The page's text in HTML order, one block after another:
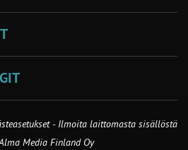
- Ilmoita laittomasta sisällöstä
Media Finland Oy